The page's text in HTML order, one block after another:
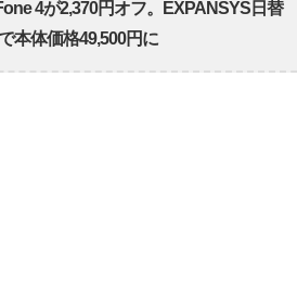
4が2,370円オフ。EXPANSYS日替
本体価格49,500円に